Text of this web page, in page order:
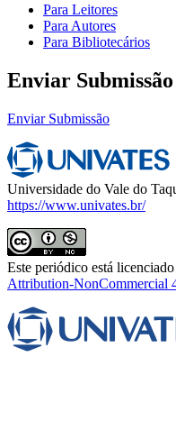
Para Leitores
Para Autores
Para Bibliotecários
Enviar Submissão
Enviar Submissão
Universidade do Vale do
https://www.univates.br/
Este periódico está
Attribution-NonCommercial